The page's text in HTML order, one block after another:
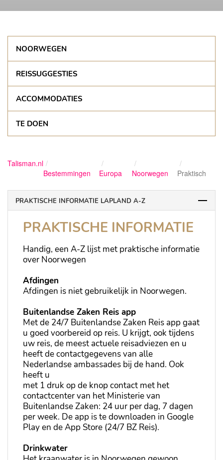
NOORWEGEN
REISSUGGESTIES
ACCOMMODATIES
TE DOEN
Talisman.nl
Bestemmingen
Europa Noorwegen Praktisch
PRAKTISCHE INFORMATIE LAPLAND A-Z
PRAKTISCHE INFORMATIE
Handig, een A-Z lijst met praktische informatie
over Noorwegen
Afdingen
Afdingen is niet gebruikelijk in Noorwegen.
Buitenlandse Zaken Reis app
Met de 24/7 Buitenlandse Zaken Reis app gaat
u goed voorbereid op reis. U krijgt, ook tijdens
uw reis, de meest actuele reisadviezen en u
heeft de contactgegevens van alle
Nederlandse ambassades bij de hand. Ook
heeft u
met 1 druk op de knop contact met het
contactcenter van het Ministerie van
Buitenlandse Zaken: 24 uur per dag, 7 dagen
per week. De app is te downloaden in Google
Play en de App Store (24/7 BZ Reis).
Drinkwater